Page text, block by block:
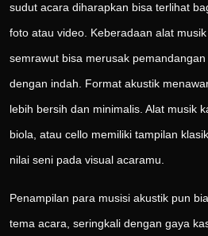
sudut acara diharapkan bisa terlihat
foto atau video. Keberadaan alat
semrawut bisa merusak
dengan indah. Format akustik
lebih bersih dan minimalis. Alat musik
biola, atau cello memiliki tampilan
nilai seni pada visual acaramu.
Penampilan para musisi akustik pun
tema acara, seringkali dengan gaya